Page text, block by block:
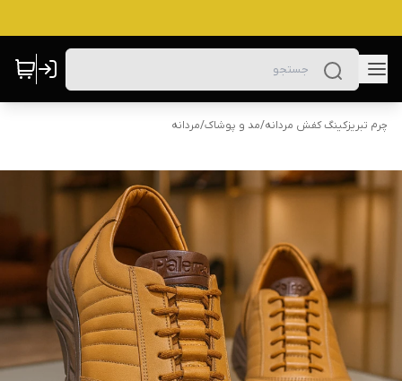
چرم تبریزکینگ کفش مردانه/مد و پوشاک/مردانه